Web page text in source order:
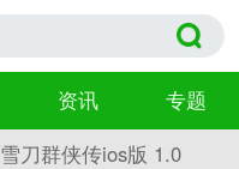
资讯
专题
雪刀群侠传ios版 1.0